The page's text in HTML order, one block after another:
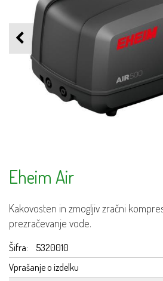
Eheim Air
Kakovosten in zmogljiv zračni
prezračevanje vode.
Šifra:
5320010
Vprašanje o izdelku